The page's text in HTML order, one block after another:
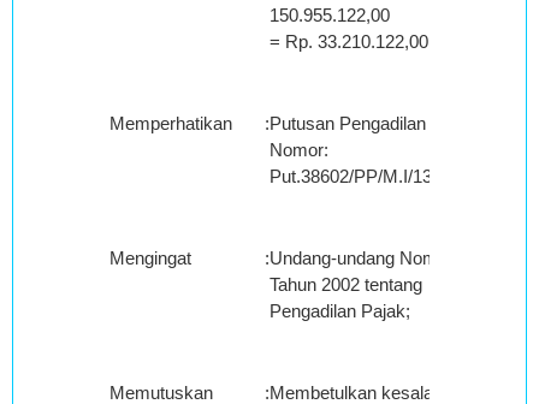
150.955.122,00
= Rp. 33.210.122,00;
Memperhatikan :Putusan Pengadilan Pajak
Nomor:
Put.38602/PP/M.I/13/2012;
Mengingat :Undang-undang Nomor 14
Tahun 2002 tentang
Pengadilan Pajak;
Memutuskan :Membetulkan kesalahan